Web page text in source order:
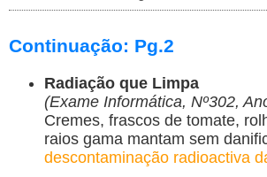
Continuação: Pg.2
Radiação que Limpa
(Exame Informática, Nº302,
Cremes, frascos de tomate,
raios gama mantam sem
descontaminação radioactiva